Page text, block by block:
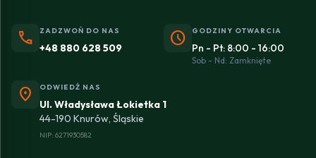
phone ZADZWOŃ DO NAS
+48 880 628 509 schedule GODZINY OTWARCIA
Pn - Pt: 8:00 - 16:00
Sob - Nd: Zamknięte
location_on ODWIEDŹ NAS
Ul. Władysława Łokietka 1
44-190 Knurów, Śląskie
NIP: 6271930582